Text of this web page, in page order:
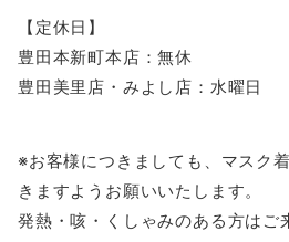
【定休日】
豊田本新町本店：無休
豊田美里店・みよし店：水曜日
※お客様につきましても、マスク
きますようお願いいたします。
発熱・咳・くしゃみのある方はご